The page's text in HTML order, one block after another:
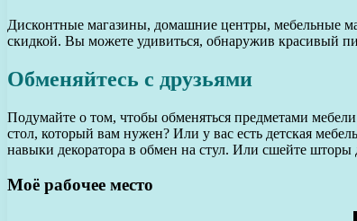
Дисконтные магазины, домашние центры, мебельные
скидкой. Вы можете удивиться, обнаружив красивый
Обменяйтесь с друзьями
Подумайте о том, чтобы обменяться предметами
стол, который вам нужен? Или у вас есть детская
навыки декоратора в обмен на стул. Или сшейте
Моё рабочее место